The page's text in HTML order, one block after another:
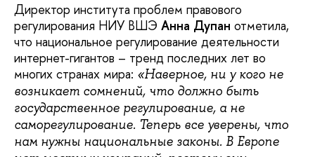
Директор института проблем правового
регулирования НИУ ВШЭ Анна Дупан отметила,
что национальное регулирование деятельности
интернет-гигантов – тренд последних лет во
многих странах мира: «Наверное, ни у кого не
возникает сомнений, что должно быть
государственное регулирование, а не
саморегулирование. Теперь все уверены, что
нам нужны национальные законы. В Европе